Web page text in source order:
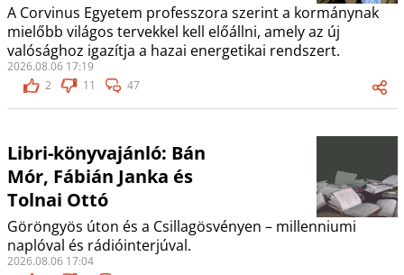
A Corvinus Egyetem professzora szerint a kormánynak
mielőbb világos tervekkel kell előállni, amely az új
valósághoz igazítja a hazai energetikai rendszert.
2026.08.06 17:19
2
11 47
Libri-könyvajánló: Bán
Mór, Fábián Janka és
Tolnai Ottó
Göröngyös úton és a Csillagösvényen – millenniumi
naplóval és rádióinterjúval.
2026.08.06 17:04